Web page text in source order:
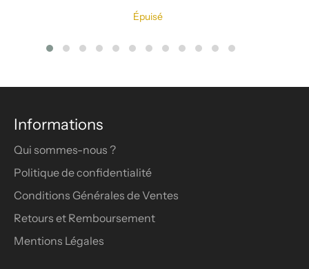
Épuisé
Informations
Qui sommes-nous ?
Politique de confidentialité
Conditions Générales de Ventes
Retours et Remboursement
Mentions Légales